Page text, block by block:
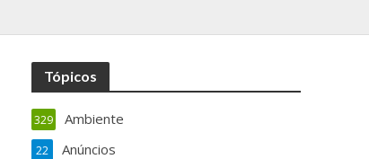
Tópicos
Ambiente
329
Anúncios
22